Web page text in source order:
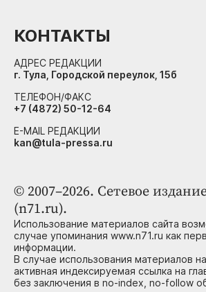
© 2007–2026. Сетевое
(n71.ru).
Использование материалов сайта
случае упоминания www.n71.ru как
информации.
В случае использования материалов
активная индексируемая ссылка на
без заключения в no-index, no-follow
КОНТАКТЫ
АДРЕС РЕДАКЦИИ
г. Тула, Городской переулок, 15б
ТЕЛЕФОН/ФАКС
+7 (4872) 50-12-64
E-MAIL РЕДАКЦИИ
kan@tula-pressa.ru